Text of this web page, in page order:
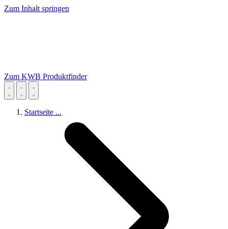
Zum Inhalt springen
Zum KWB Produktfinder
Startseite ...